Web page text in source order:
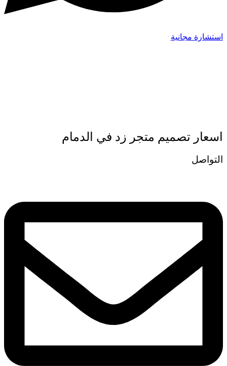
استشارة مجانية
اسعار تصميم متجر زد في الدمام
التواصل